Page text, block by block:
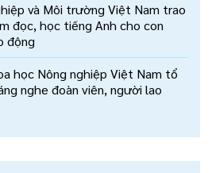
và Môi trường Việt Nam trao
đọc, học tiếng Anh cho con
động
học Nông nghiệp Việt Nam tổ
nghe đoàn viên, người lao